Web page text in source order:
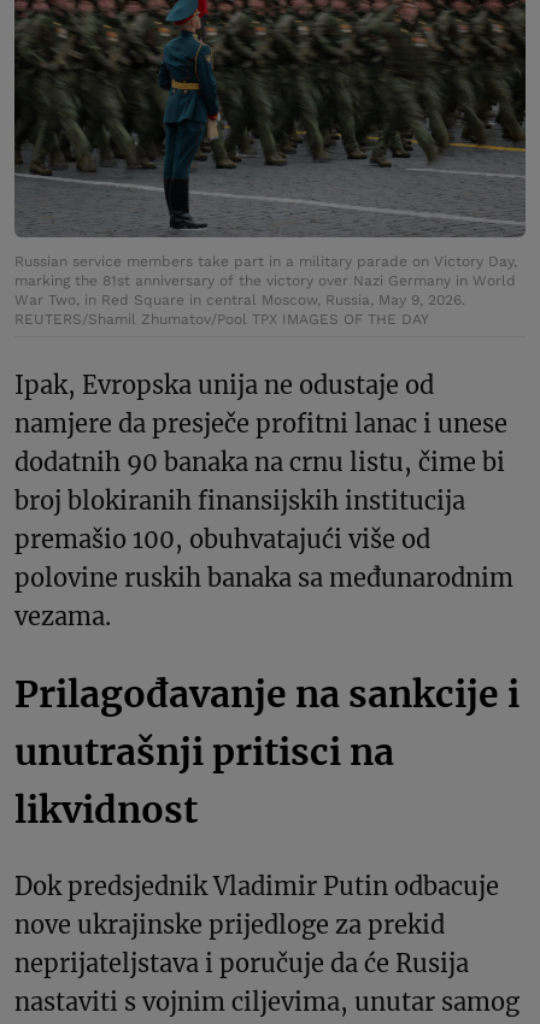
Russian service members take part in a military parade on Victory Day,
marking the 81st anniversary of the victory over Nazi Germany in World
War Two, in Red Square in central Moscow, Russia, May 9, 2026.
REUTERS/Shamil Zhumatov/Pool TPX IMAGES OF THE DAY
Ipak, Evropska unija ne odustaje od
namjere da presječe profitni lanac i unese
dodatnih 90 banaka na crnu listu, čime bi
broj blokiranih finansijskih institucija
premašio 100, obuhvatajući više od
polovine ruskih banaka sa međunarodnim
vezama.
Prilagođavanje na sankcije i
unutrašnji pritisci na
likvidnost
Dok predsjednik Vladimir Putin odbacuje
nove ukrajinske prijedloge za prekid
neprijateljstava i poručuje da će Rusija
nastaviti s vojnim ciljevima, unutar samog